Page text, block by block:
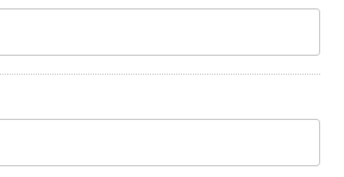
木札・ラッピング